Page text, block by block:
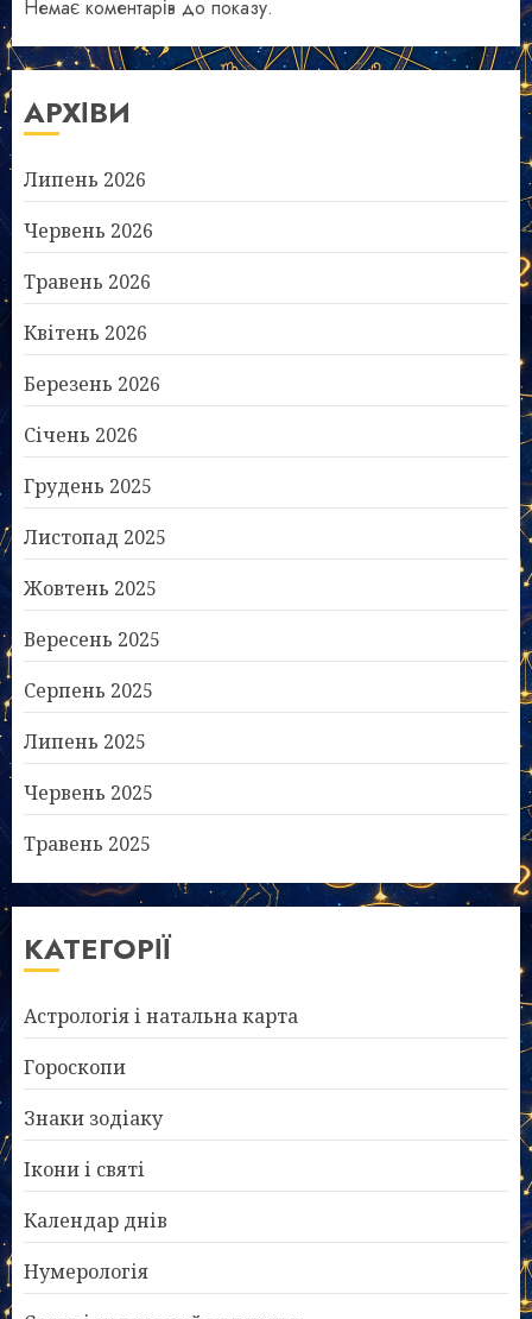
Немає коментарів до показу.
АРХІВИ
Липень 2026
Червень 2026
Травень 2026
Квітень 2026
Березень 2026
Січень 2026
Грудень 2025
Листопад 2025
Жовтень 2025
Вересень 2025
Серпень 2025
Липень 2025
Червень 2025
Травень 2025
КАТЕГОРІЇ
Астрологія і натальна карта
Гороскопи
Знаки зодіаку
Ікони і святі
Календар днів
Нумерологія